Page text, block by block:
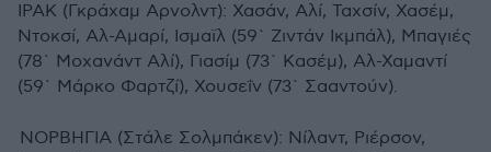
ΙΡΑΚ (Γκράχαμ Αρνολντ): Χασάν, Αλί, Ταχσίν, Χασέμ,
Ντοκσί, Αλ-Αμαρί, Ισμαϊλ (59` Ζιντάν Ικμπάλ), Μπαγιές
(78` Μοχανάντ Αλί), Γιασίμ (73` Κασέμ), Αλ-Χαμαντί
(59` Μάρκο Φαρτζί), Χουσεΐν (73` Σααντούν).
ΝΟΡΒΗΓΙΑ (Στάλε Σολμπάκεν): Νίλαντ, Ριέρσον,